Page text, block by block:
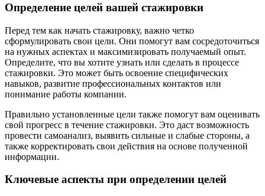
Определение целей вашей стажировки
Перед тем как начать стажировку, важно четко
сформулировать свои цели. Они помогут вам сосредоточиться
на нужных аспектах и максимизировать получаемый опыт.
Определите, что вы хотите узнать или сделать в процессе
стажировки. Это может быть освоение специфических
навыков, развитие профессиональных контактов или
понимание работы компании.
Правильно установленные цели также помогут вам оценивать
свой прогресс в течение стажировки. Это даст возможность
провести самоанализ, выявить сильные и слабые стороны, а
также корректировать свои действия на основе полученной
информации.
Ключевые аспекты при определении целей